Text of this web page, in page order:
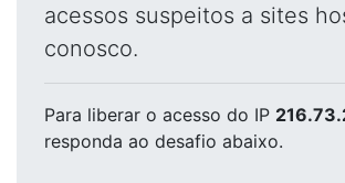
acessos suspeitos a sites
conosco.
Para liberar o acesso do IP
responda ao desafio abaixo.